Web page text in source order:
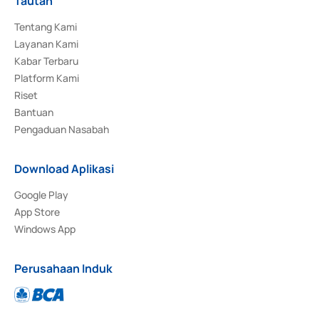
Tentang Kami
Layanan Kami
Kabar Terbaru
Platform Kami
Riset
Bantuan
Pengaduan Nasabah
Download Aplikasi
Google Play
App Store
Windows App
Perusahaan Induk